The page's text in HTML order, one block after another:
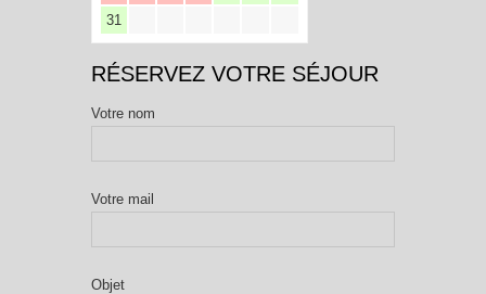
31
RÉSERVEZ VOTRE SÉJOUR
Votre nom
Votre mail
Objet